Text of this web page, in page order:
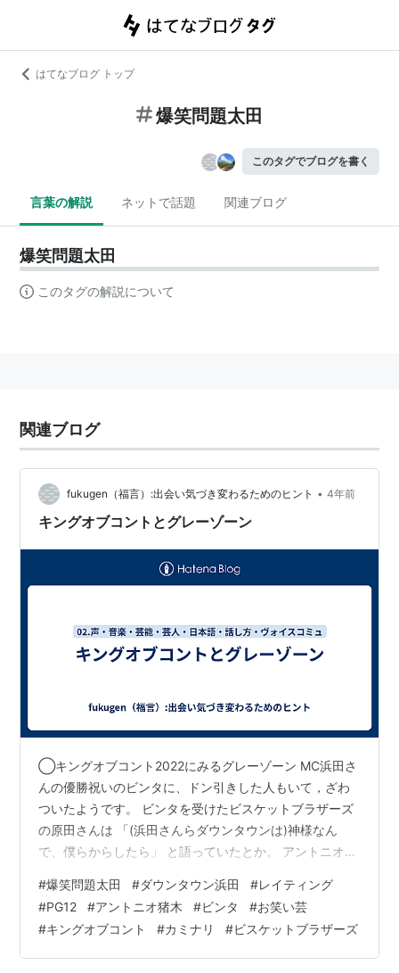
はてなブログ トップ
爆笑問題太田
このタグでブログを書く
言葉の解説 ネットで話題 関連ブログ
爆笑問題太田
このタグの解説について
関連ブログ
fukugen（福言）:出会い気づき変わるためのヒント • 4年前
キングオブコントとグレーゾーン
◯キングオブコント2022にみるグレーゾーン MC浜田さ
んの優勝祝いのビンタに、ドン引きした人もいて，ざわ
ついたようです。 ビンタを受けたビスケットブラザーズ
の原田さんは 「(浜田さんらダウンタウンは)神様なん
で、僕らからしたら」 と語っていたとか。 アントニオ猪
て、そこは二者間の問題です。なのに、それを見ている
人が不快だと批判するのは、公的な場にふさわしくない
とらえているからでしょう。もちろん、そうした行為一
切に拒否感を持つ人も多いのでしょう。 公共の電波の，
#爆笑問題太田 #ダウンタウン浜田 #レイティング
#PG12 #アントニオ猪木 #ビンタ #お笑い芸
#キングオブコント #カミナリ #ビスケットブラザーズ